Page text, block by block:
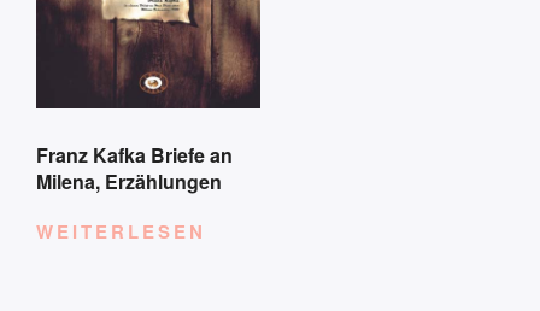
Franz Kafka Briefe an
Milena, Erzählungen
WEITERLESEN